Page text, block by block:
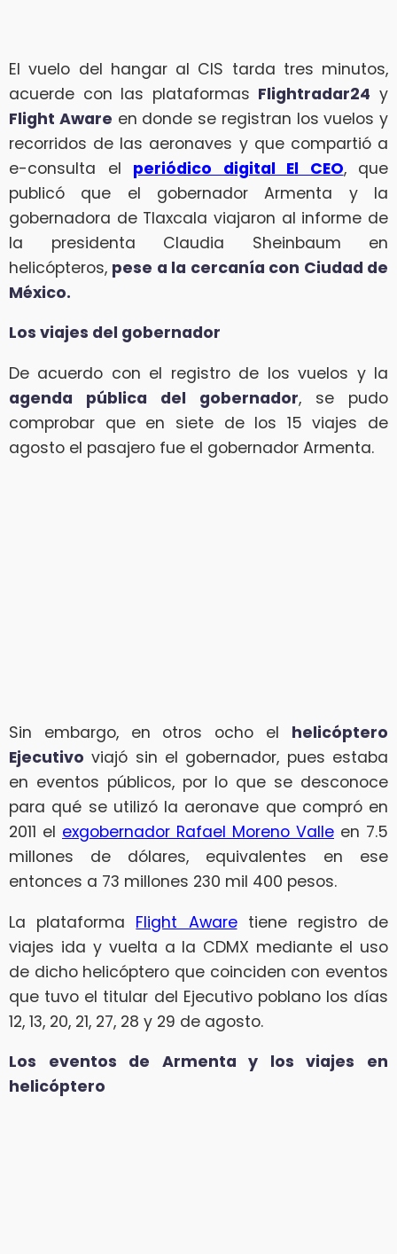
El vuelo del hangar al CIS tarda tres minutos,
acuerde con las plataformas Flightradar24 y
Flight Aware en donde se registran los vuelos y
recorridos de las aeronaves y que compartió a
e-consulta el periódico digital El CEO, que
publicó que el gobernador Armenta y la
gobernadora de Tlaxcala viajaron al informe de
la presidenta Claudia Sheinbaum en
helicópteros, pese a la cercanía con Ciudad de
México.
Los viajes del gobernador
De acuerdo con el registro de los vuelos y la
agenda pública del gobernador, se pudo
comprobar que en siete de los 15 viajes de
agosto el pasajero fue el gobernador Armenta.
Sin embargo, en otros ocho el helicóptero
Ejecutivo viajó sin el gobernador, pues estaba
en eventos públicos, por lo que se desconoce
para qué se utilizó la aeronave que compró en
2011 el exgobernador Rafael Moreno Valle en 7.5
millones de dólares, equivalentes en ese
entonces a 73 millones 230 mil 400 pesos.
La plataforma Flight Awaretiene registro de
viajes ida y vuelta a la CDMX mediante el uso
de dicho helicóptero que coinciden con eventos
que tuvo el titular del Ejecutivo poblano los días
12, 13, 20, 21, 27, 28 y 29 de agosto.
Los eventos de Armenta y los viajes en
helicóptero